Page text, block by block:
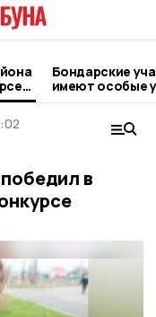
Бондарские
имеют особые
соцконтракта
в